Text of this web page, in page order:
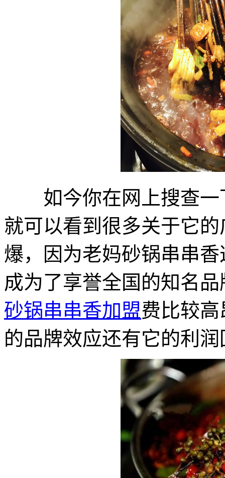
如今你在网上搜查一
就可以看到很多关于它
爆，因为老妈砂锅串串
成为了享誉全国的知名
砂锅串串香加盟费比较
的品牌效应还有它的利